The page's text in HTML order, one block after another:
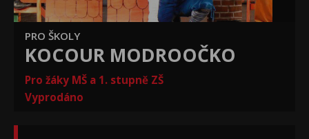
PRO ŠKOLY
KOCOUR MODROOČKO
Pro žáky MŠ a 1. stupně ZŠ
Vyprodáno